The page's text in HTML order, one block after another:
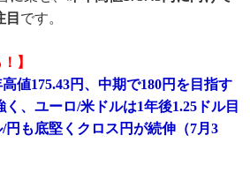
目 です。
】
値175.43円、中期で180円を目指す
、ユーロ/米ドルは1年後1.25ドル目
円も底堅くクロス円が続伸（7月3